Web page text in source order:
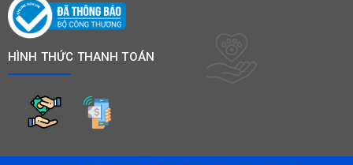
HÌNH THỨC THANH TOÁN